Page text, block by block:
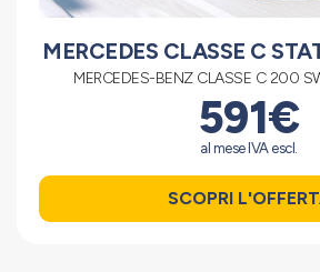
MERCEDES CLASSE C
MERCEDES-BENZ CLASSE C 200
591€
al mese IVA escl.
SCOPRI